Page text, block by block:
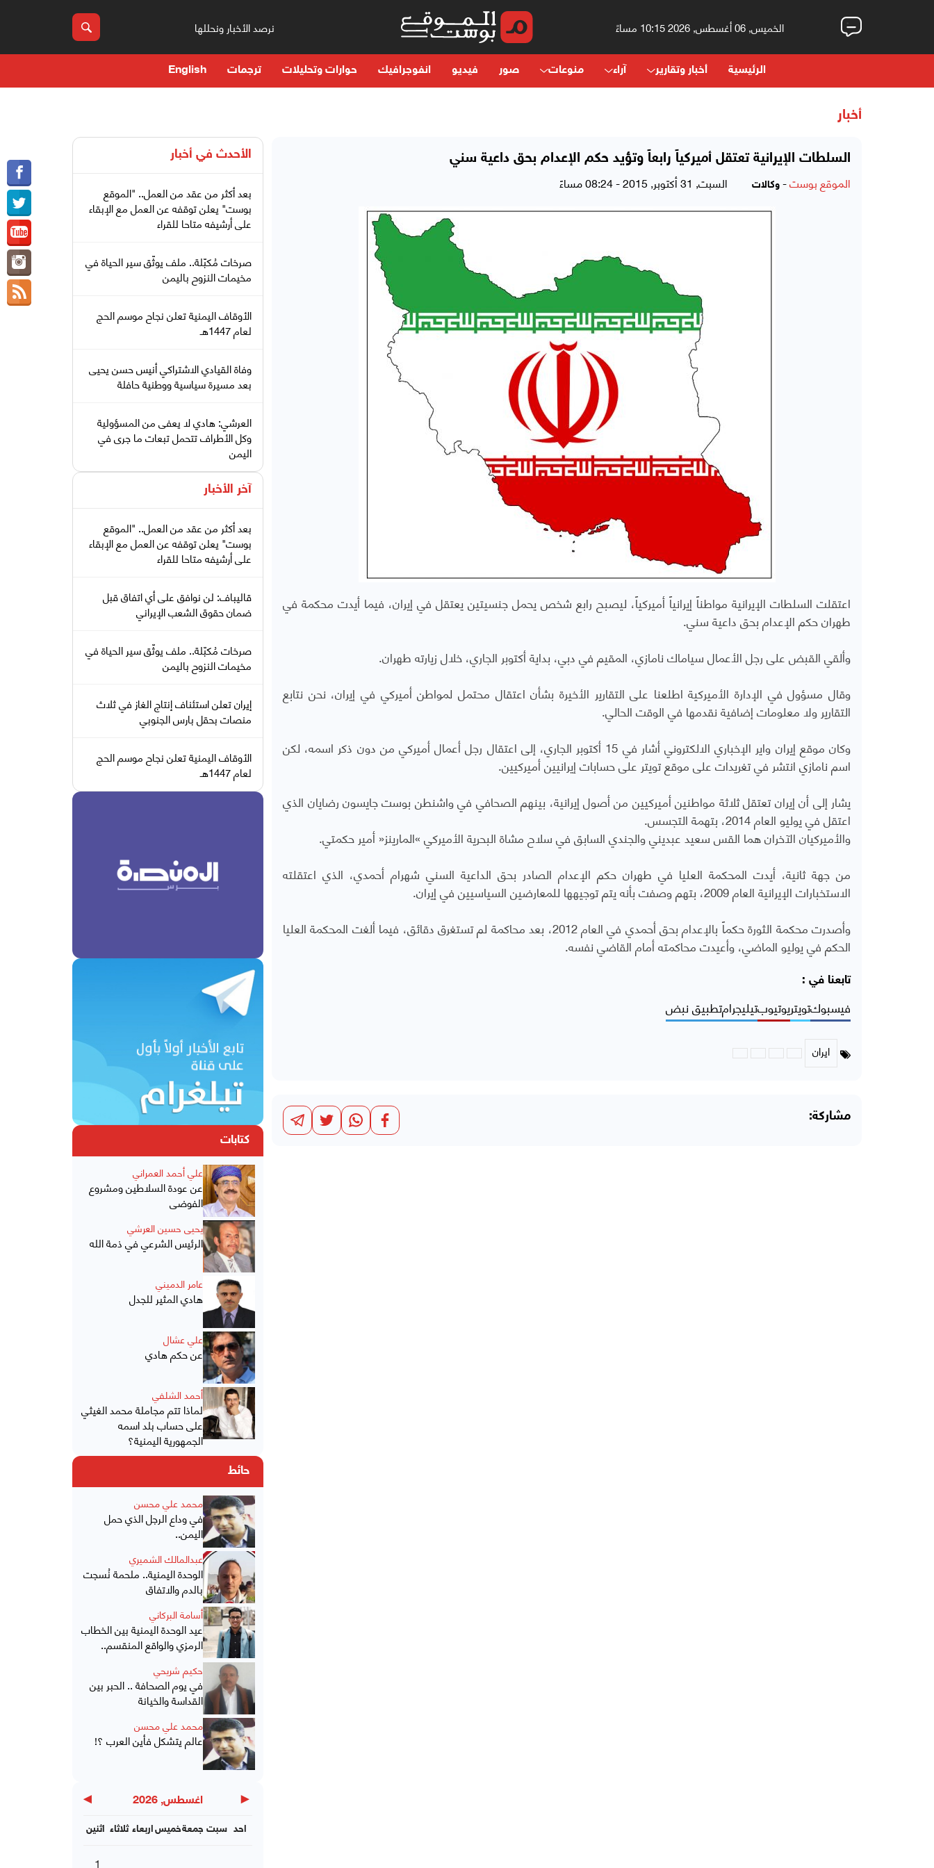
الخميس, 06 أغسطس, 2026 10:15 مساءً نرصد الأخبار ونحللها
الرئيسية أخبار وتقارير آراء منوعات صور فيديو انفوجرافيك حوارات وتحليلات ترجمات English
أخبار
السلطات الإيرانية تعتقل أميركياً رابعاً وتؤيد حكم الإعدام بحق داعية سني
الموقع بوست- وكالات السبت, 31 أكتوبر, 2015 - 08:24 مساءً
اعتقلت السلطات الإيرانية مواطناً إيرانياً أميركياً، ليصبح رابع شخص يحمل جنسيتين يعتقل في إيران، فيما أيدت محكمة في
طهران حكم الإعدام بحق داعية سني.
وألقي القبض على رجل الأعمال سياماك نامازي، المقيم في دبي، بداية أكتوبر الجاري، خلال زيارته طهران.
وقال مسؤول في الإدارة الأميركية اطلعنا على التقارير الأخيرة بشأن اعتقال محتمل لمواطن أميركي في إيران، نحن نتابع
التقارير ولا معلومات إضافية نقدمها في الوقت الحالي.
وكان موقع إيران واير الإخباري الالكتروني أشار في 15 أكتوبر الجاري، إلى اعتقال رجل أعمال أميركي من دون ذكر اسمه، لكن
اسم نامازي انتشر في تغريدات على موقع تويتر على حسابات إيرانيين أميركيين.
يشار إلى أن إيران تعتقل ثلاثة مواطنين أميركيين من أصول إيرانية، بينهم الصحافي في واشنطن بوست جايسون رضايان الذي
اعتقل في يوليو العام 2014، بتهمة التجسس.
والأميركيان الآخران هما القس سعيد عبديني والجندي السابق في سلاح مشاة البحرية الأميركي »المارينز« أمير حكمتي.
من جهة ثانية، أيدت المحكمة العليا في طهران حكم الإعدام الصادر بحق الداعية السني شهرام أحمدي، الذي اعتقلته
الاستخبارات الإيرانية العام 2009، بتهم وصفت بأنه يتم توجيهها للمعارضين السياسيين في إيران.
وأصدرت محكمة الثورة حكماً بالإعدام بحق أحمدي في العام 2012، بعد محاكمة لم تستغرق دقائق، فيما ألغت المحكمة العليا
الحكم في يوليو الماضي، وأعيدت محاكمته أمام القاضي نفسه.
تابعنا في :
فيسبوكتويتريوتيوبتيليجرامتطبيق نبض
ايران
مشاركة:
الأحدث في أخبار
بعد أكثر من عقد من العمل.. "الموقع
بوست" يعلن توقفه عن العمل مع الإبقاء
على أرشيفه متاحا للقراء
صرخات مُكبّلة.. ملف يوثّق سير الحياة في
مخيمات النزوح باليمن
الأوقاف اليمنية تعلن نجاح موسم الحج
لعام 1447هـ
وفاة القيادي الاشتراكي أنيس حسن يحيى
بعد مسيرة سياسية ووطنية حافلة
العرشي: هادي لا يعفى من المسؤولية
وكل الأطراف تتحمل تبعات ما جرى في
اليمن
آخر الأخبار
بعد أكثر من عقد من العمل.. "الموقع
بوست" يعلن توقفه عن العمل مع الإبقاء
على أرشيفه متاحا للقراء
قاليباف: لن نوافق على أي اتفاق قبل
ضمان حقوق الشعب الإيراني
صرخات مُكبّلة.. ملف يوثّق سير الحياة في
مخيمات النزوح باليمن
إيران تعلن استئناف إنتاج الغاز في ثلاث
منصات بحقل بارس الجنوبي
الأوقاف اليمنية تعلن نجاح موسم الحج
لعام 1447هـ
كتابات
علي أحمد العمراني
عن عودة السلاطين ومشروع
الفوضى
يحيى حسين العرشي
الرئيس الشرعي في ذمة الله
عامر الدميني
هادي المثير للجدل
علي عشال
عن حكم هادي
أحمد الشلفي
لماذا تتم مجاملة محمد الغيثي
على حساب بلد اسمه
الجمهورية اليمنية؟
حائط
محمد علي محسن
في وداع الرجل الذي حمل
اليمن..
عبدالمالك الشميري
الوحدة اليمنية.. ملحمة نُسجت
بالدم والاتفاق
أسامة البركاني
عيد الوحدة اليمنية بين الخطاب
الرمزي والواقع المنقسم..
حكيم شريحي
في يوم الصحافة .. الحبر بين
القداسة والخيانة
محمد علي محسن
عالم يتشكل فأين العرب ؟!
◀ اغسطس, 2026 ▶
اثنين ثلاثاء اربعاءخميسجمعة سبت احد
1